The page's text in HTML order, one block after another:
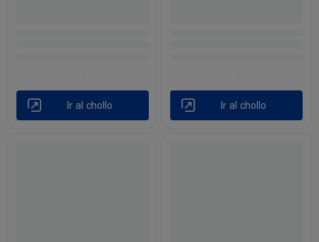
Ir al chollo Ir al chollo